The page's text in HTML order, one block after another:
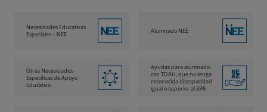
Necesidades Educativas
Especiales – NEE
Alumnado NEE
Otras Necesidades
Específicas de Apoyo
Educativo
Ayudas para alumnado
con TDAH, que no tenga
reconocida discapacidad
igual o superior al 33%